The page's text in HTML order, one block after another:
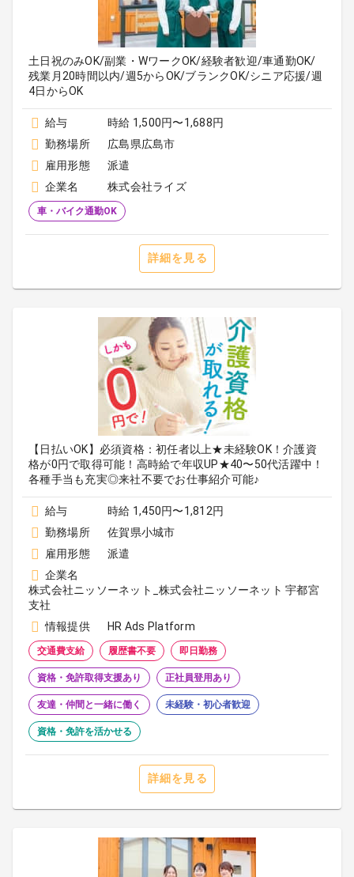
土日祝のみOK/副業・WワークOK/経験者歓迎/車通勤OK/
残業月20時間以内/週5からOK/ブランクOK/シニア応援/週
4日からOK
給与
時給 1,500円〜1,688円
勤務場所
広島県広島市
雇用形態
派遣
企業名
株式会社ライズ
車・バイク通勤OK
詳細を見る
【日払いOK】必須資格：初任者以上★未経験OK！介護資
格が0円で取得可能！高時給で年収UP★40〜50代活躍中！
各種手当も充実◎来社不要でお仕事紹介可能♪
給与
時給 1,450円〜1,812円
勤務場所
佐賀県小城市
雇用形態
派遣
企業名
株式会社ニッソーネット_株式会社ニッソーネット 宇都宮
支社
情報提供
HR Ads Platform
交通費支給 履歴書不要 即日勤務
資格・免許取得支援あり 正社員登用あり
友達・仲間と一緒に働く 未経験・初心者歓迎
資格・免許を活かせる
詳細を見る